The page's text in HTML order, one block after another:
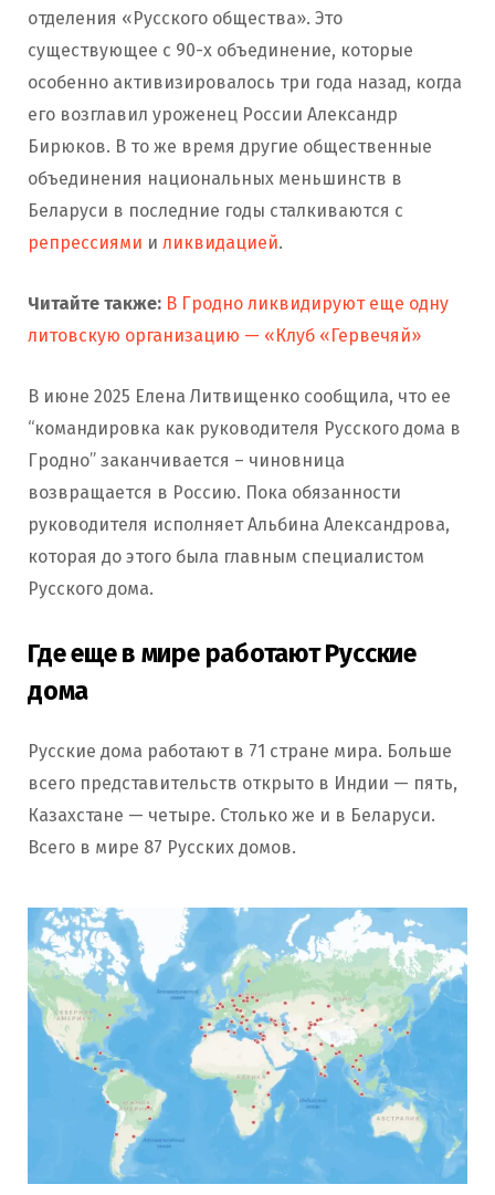
отделения «Русского общества». Это
существующее с 90-х объединение, которые
особенно активизировалось три года назад, когда
его возглавил уроженец России Александр
Бирюков. В то же время другие общественные
объединения национальных меньшинств в
Беларуси в последние годы сталкиваются с
репрессиями и ликвидацией.
Читайте также: В Гродно ликвидируют еще одну
литовскую организацию — «Клуб «Гервечяй»
В июне 2025 Елена Литвищенко сообщила, что ее
“командировка как руководителя Русского дома в
Гродно” заканчивается – чиновница
возвращается в Россию. Пока обязанности
руководителя исполняет Альбина Александрова,
которая до этого была главным специалистом
Русского дома.
Где еще в мире работают Русские
дома
Русские дома работают в 71 стране мира. Больше
всего представительств открыто в Индии — пять,
Казахстане — четыре. Столько же и в Беларуси.
Всего в мире 87 Русских домов.